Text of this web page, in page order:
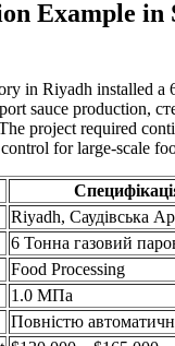
Example in
in Riyadh installed a
sauce production,
project required
for large-scale
Riyadh, Саудівська
6 Тонна газовий
Food Processing
1.0 МПа
Повністю